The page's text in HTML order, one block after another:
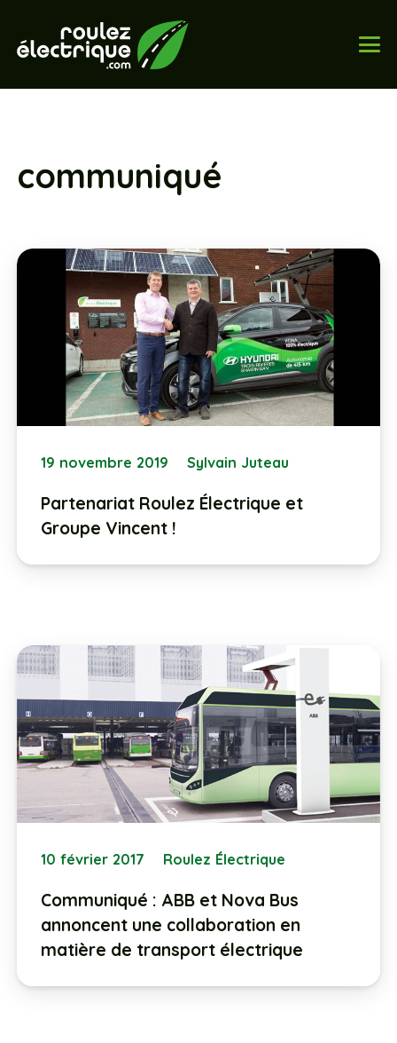
communiqué
19 novembre 2019 Sylvain Juteau
Partenariat Roulez Électrique et
Groupe Vincent !
10 février 2017 Roulez Électrique
Communiqué : ABB et Nova Bus
annoncent une collaboration en
matière de transport électrique